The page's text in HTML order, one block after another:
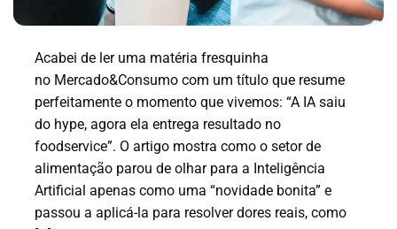
Acabei de ler uma matéria fresquinha
no Mercado&Consumo com um título que resume
perfeitamente o momento que vivemos: “A IA saiu
do hype, agora ela entrega resultado no
foodservice”. O artigo mostra como o setor de
alimentação parou de olhar para a Inteligência
Artificial apenas como uma “novidade bonita” e
passou a aplicá-la para resolver dores reais, como